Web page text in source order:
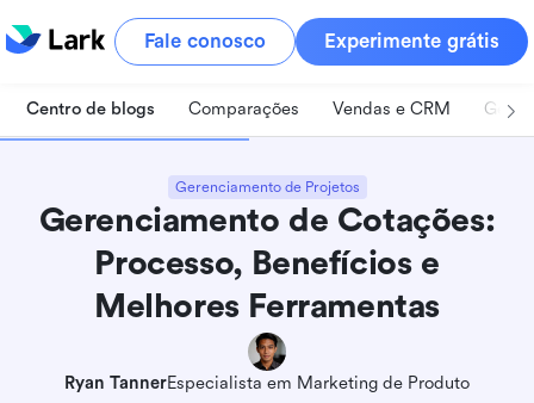
Fale conosco Experimente grátis
Centro de blogs Comparações Vendas e CRM
Gerenciamento de Projetos
Gerenciamento de Cotações:
Processo, Benefícios e
Melhores Ferramentas
Ryan TannerEspecialista em Marketing de Produto